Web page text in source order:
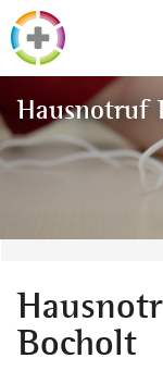
Hausnotruf
Bocholt